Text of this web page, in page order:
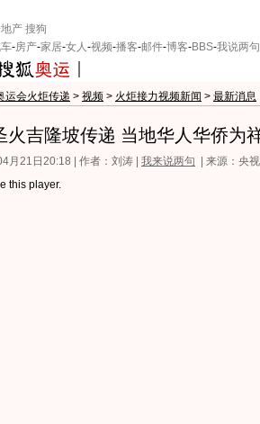
产 搜狗
-房产-家居-女人-视频-播客-邮件-博客-BBS-我说两句
运会火炬传递 > 视频 > 火炬接力视频新闻 > 最新消息
火吉隆坡传递 当地华人华侨为
月21日20:18 | 作者：刘涛 | 我来说两句
| 来源：央
this player.